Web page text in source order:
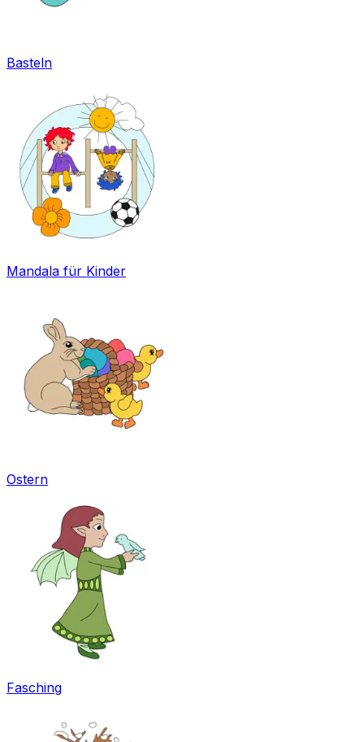
Basteln
Mandala für Kinder
Ostern
Fasching